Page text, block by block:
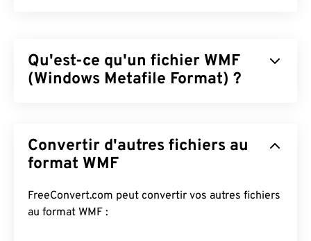
Qu'est-ce qu'un fichier WMF
(Windows Metafile Format) ?
permettant de stocker des images vectorielles et
bitmap. Microsoft a conçu le format WMF pour le
Microsoft. Il est le précurseur 16 bits du format
EMF (Enhanced Windows Metafile) 32 bits.
Convertir d'autres fichiers au
format WMF
FreeConvert.com peut convertir vos autres fichiers
au format WMF :